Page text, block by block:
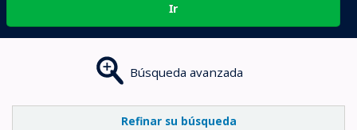
Ir
Búsqueda avanzada
Refinar su búsqueda